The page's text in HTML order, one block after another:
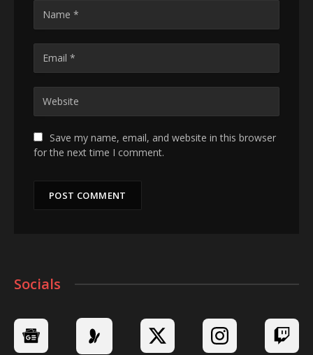
Save my name, email, and website in this browser
for the next time I comment.
Socials